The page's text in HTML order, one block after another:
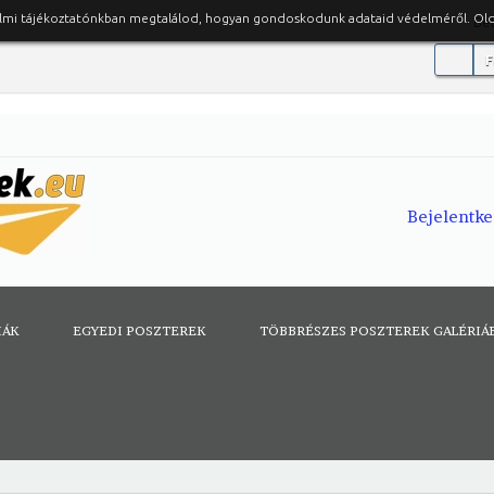
EGYEDI POSZTEREK TÖBBRÉSZES POSZTEREK
tájékoztatónkban megtalálod, hogyan gondoskodunk adataid védelméről.